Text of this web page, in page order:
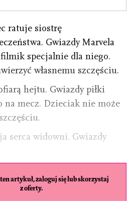
ratuje siostrę
Gwiazdy Marvela
specjalnie dla niego.
własnemu szczęściu.
hejtu. Gwiazdy piłki
na mecz. Dzieciak nie może
serca widowni. Gwiazdy
artykuł, zaloguj się lub skorzystaj
z oferty.